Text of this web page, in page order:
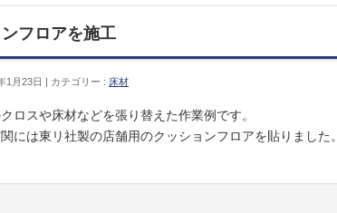
フロアを施工
1月23日 カテゴリー : 床材
ロスや床材などを張り替えた作業例です。
には東リ社製の店舗用のクッションフロアを貼りました。